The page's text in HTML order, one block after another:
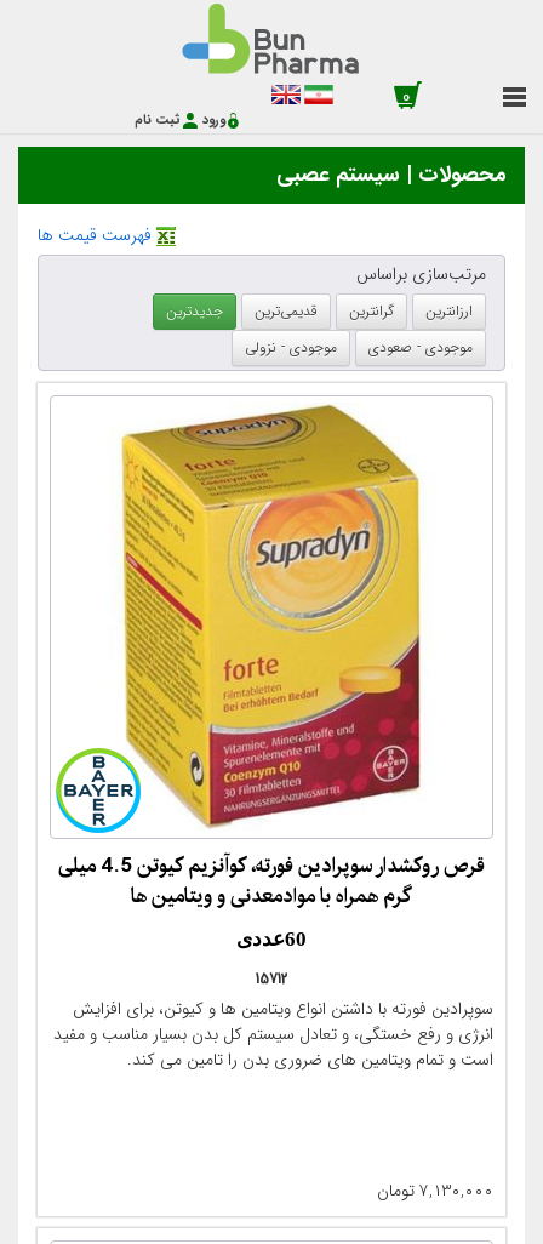
0
ورود ثبت نام
محصولات | سیستم عصبی
فهرست قیمت ها
مرتب‌سازی براساس
ارزانترین گرانترین قدیمی‌ترین
جدیدترین
موجودی - صعودی
موجودی - نزولی
قرص روکشدار سوپرادین فورته، کوآنزیم کیوتن 4.5 میلی
گرم همراه با موادمعدنی و ویتامین ها
60عددی
(Supradyn® forte Coenzym Q10-30
filmtabletten)
15712
سوپرادین فورته با داشتن انواع ویتامین ها و کیوتن، برای افزایش
انرژی و رفع خستگی، و تعادل سیستم کل بدن بسیار مناسب و مفید
است و تمام ویتامین های ضروری بدن را تامین می کند.
۷,۱۳۰,۰۰۰تومان